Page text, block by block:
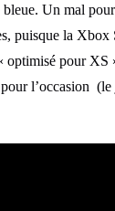
bleue. Un mal
puisque la Xbox
optimisé pour
l’occasion